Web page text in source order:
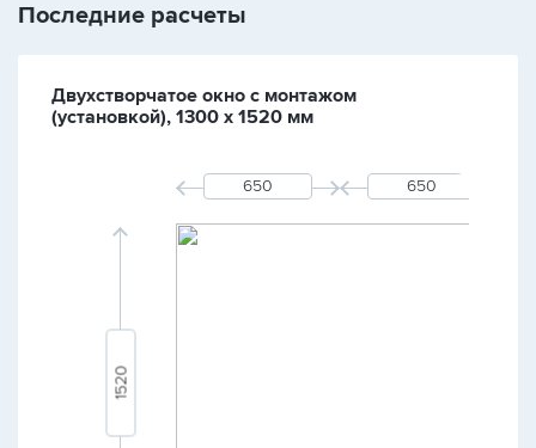
Последние расчеты
Двухстворчатое окно с монтажом
(установкой), 1300 х 1520 мм